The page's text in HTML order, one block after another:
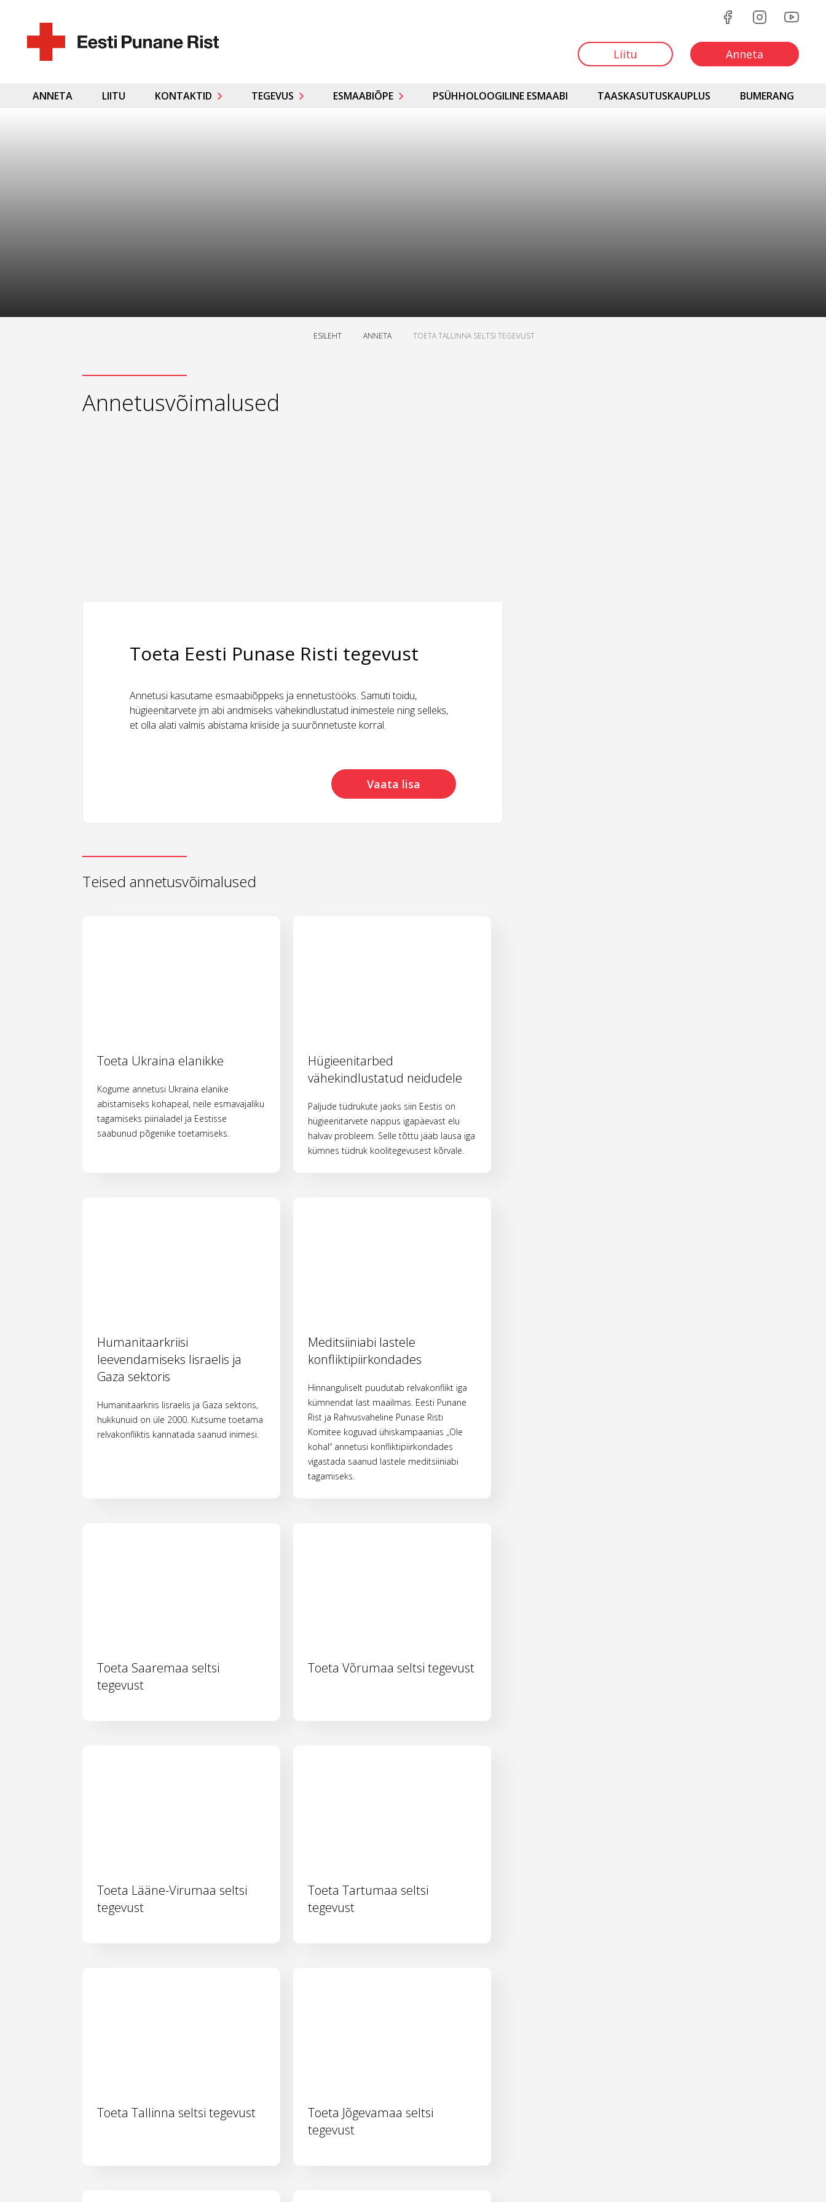
Liitu Anneta
ANNETA LIITU KONTAKTID TEGEVUS ESMAABIÕPE PSÜHHOLOOGILINE ESMAABI TAASKASUTUSKAUPLUS BUMERANG
ESILEHT ANNETA TOETA TALLINNA SELTSI TEGEVUST
Annetusvõimalused
Toeta Eesti Punase Risti tegevust
Annetusi kasutame esmaabiõppeks ja ennetustööks. Samuti toidu,
hügieenitarvete jm abi andmiseks vähekindlustatud inimestele ning selleks,
et olla alati valmis abistama kriiside ja suurõnnetuste korral.
Vaata lisa
Teised annetusvõimalused
Toeta Ukraina elanikke
Kogume annetusi Ukraina elanike
abistamiseks kohapeal, neile esmavajaliku
tagamiseks piirialadel ja Eestisse
saabunud põgenike toetamiseks.
Hügieenitarbed
vähekindlustatud neidudele
Paljude tüdrukute jaoks siin Eestis on
hügieenitarvete nappus igapäevast elu
halvav probleem. Selle tõttu jääb lausa iga
kümnes tüdruk koolitegevusest kõrvale.
Humanitaarkriisi
leevendamiseks Iisraelis ja
Gaza sektoris
Humanitaarkriis Iisraelis ja Gaza sektoris,
hukkunuid on üle 2000. Kutsume toetama
relvakonfliktis kannatada saanud inimesi.
Meditsiiniabi lastele
konfliktipiirkondades
Hinnanguliselt puudutab relvakonflikt iga
kümnendat last maailmas. Eesti Punane
Rist ja Rahvusvaheline Punase Risti
Komitee koguvad ühiskampaanias „Ole
kohal“ annetusi konfliktipiirkondades
vigastada saanud lastele meditsiiniabi
tagamiseks.
Toeta Saaremaa seltsi
tegevust
Toeta Võrumaa seltsi tegevust
Toeta Lääne-Virumaa seltsi
tegevust
Toeta Tartumaa seltsi
tegevust
Toeta Tallinna seltsi tegevust
Toeta Jõgevamaa seltsi
tegevust